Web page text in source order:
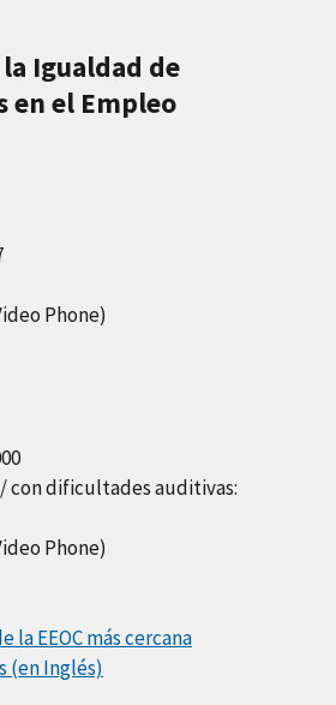
Igualdad de
en el Empleo
Phone)
/ con dificultades auditivas:
Phone)
la EEOC más cercana
(en Inglés)